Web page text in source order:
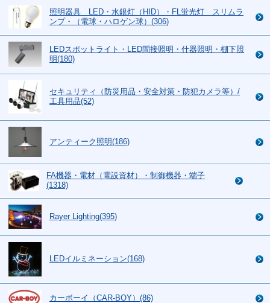
照明器具 LED・水銀灯（HID）・FL蛍光灯 スリムラ
ンプ・（電球・ハロゲン球）(306)
LEDスポットライト・LED間接照明・什器照明・棚下照
明(180)
セキュリティ（防災用品・安全対策・防犯カメラ等）/
工具用品(52)
アンティーク照明(186)
FA機器・電材（電設資材）・制御機器・端子
(1318)
Rayer Lighting(395)
LEDイルミネーション(168)
カーボーイ（CAR-BOY）(86)